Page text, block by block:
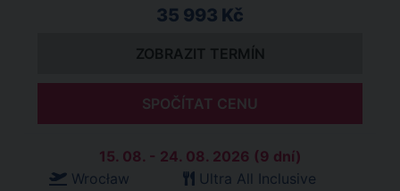
35 993 Kč
ZOBRAZIT TERMÍN
SPOČÍTAT CENU
15. 08. - 24. 08. 2026 (9 dní)
Wrocław
Ultra All Inclusive